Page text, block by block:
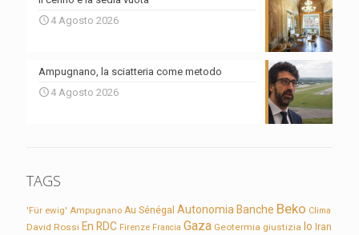
4 Agosto 2026
Ampugnano, la sciatteria come metodo
4 Agosto 2026
TAGS
'Für ewig' Ampugnano Au Sénégal Autonomia Banche Beko Clima
David Rossi En RDC Firenze Francia Gaza Geotermia giustizia Io Iran